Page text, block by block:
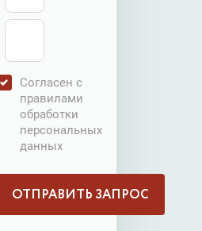
Согласен с
правилами
обработки
персональных
данных